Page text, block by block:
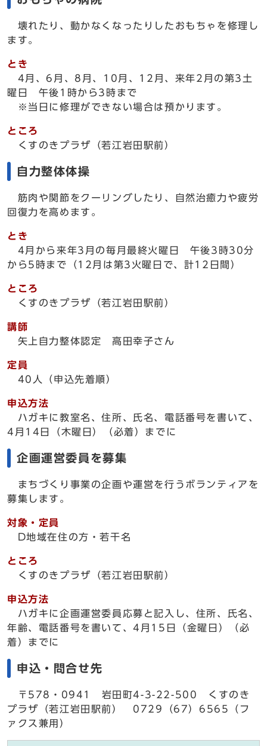
壊れたり、動かなくなったりしたおもちゃを修理し
ます。
とき
4月、6月、8月、10月、12月、来年2月の第3土
曜日 午後1時から3時まで
※当日に修理ができない場合は預かります。
ところ
くすのきプラザ（若江岩田駅前）
自力整体体操
筋肉や関節をクーリングしたり、自然治癒力や疲労
回復力を高めます。
とき
4月から来年3月の毎月最終火曜日 午後3時30分
から5時まで（12月は第3火曜日で、計12日間）
ところ
くすのきプラザ（若江岩田駅前）
講師
矢上自力整体認定 高田幸子さん
定員
40人（申込先着順）
申込方法
ハガキに教室名、住所、氏名、電話番号を書いて、
4月14日（木曜日）（必着）までに
企画運営委員を募集
まちづくり事業の企画や運営を行うボランティアを
募集します。
対象・定員
D地域在住の方・若干名
ところ
くすのきプラザ（若江岩田駅前）
申込方法
ハガキに企画運営委員応募と記入し、住所、氏名、
年齢、電話番号を書いて、4月15日（金曜日）（必
着）までに
申込・問合せ先
〒578・0941 岩田町4-3-22-500 くすのき
プラザ（若江岩田駅前） 0729（67）6565（フ
ァクス兼用）